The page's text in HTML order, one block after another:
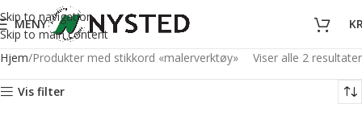
Skip to navigation
Skip to main content
MENY
Hjem Produkter med stikkord «malerverktøy» Viser alle 2 resultater
Vis filter